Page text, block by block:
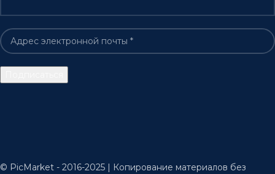
© PicMarket - 2016-2025 | Копирование материалов без